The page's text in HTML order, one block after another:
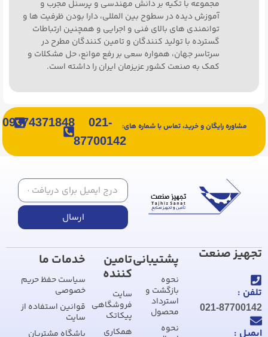
مجموعه با تکیه بر دانش مهندسی و پرسنل مجرب و
آموزش دیده در سطوح بین المللی، دارا بودن ظرفیت ها و
توانمندی های بالای فنی و اجرایی و همچنین ارتباطات
گسترده با تولید کنندگان و تامین کنندگان مطرح در
سرتاسر جهان، همواره سعی بر رفع موانع، حل مشکلات و
کمک به صنعت کشور عزیزمان ایران را داشته است.
مشاوره رایگان و خرید، تماس با شماره های:
021-
87700142
09374371848
ارسال
تجهیز صنعت
تلفن :
021-87700142
ایمیل :
پشتیبانی
نحوه
بازگشت و
استرداد
محصول
نحوه
تامین
کننده
سایت
فروشگاهی
پیکاتک
همکاری
خدمات ما
سیاست حفظ حریم
خصوصی
قوانین استفاده از
سایت
باشگاه مشتریان